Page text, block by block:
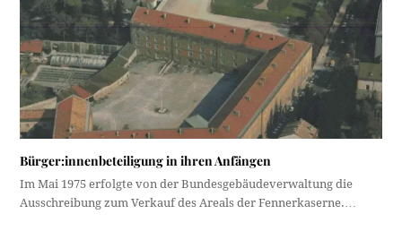
Bürger:innenbeteiligung in ihren Anfängen
Im Mai 1975 erfolgte von der Bundesgebäudeverwaltung die
Ausschreibung zum Verkauf des Areals der Fennerkaserne.…